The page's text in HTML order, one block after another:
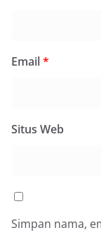
Email*
Situs Web
Simpan nama,